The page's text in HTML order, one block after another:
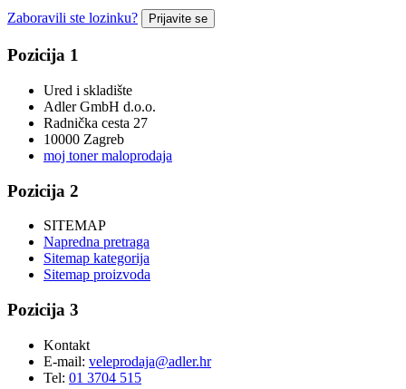
Zaboravili ste lozinku? Prijavite se
Pozicija 1
Ured i skladište
Adler GmbH d.o.o.
Radnička cesta 27
10000 Zagreb
moj toner maloprodaja
Pozicija 2
SITEMAP
Napredna pretraga
Sitemap kategorija
Sitemap proizvoda
Pozicija 3
Kontakt
E-mail: veleprodaja@adler.hr
Tel: 01 3704 515